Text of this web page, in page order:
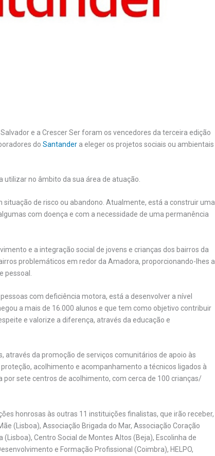
e a Crescer Ser foram os vencedores da terceira edição
do Santander a eleger os projetos sociais ou ambientais
no âmbito da sua área de atuação.
de risco ou abandono. Atualmente, está a construir uma
com doença e com a necessidade de uma permanência
e a integração social de jovens e crianças dos bairros da
problemáticos em redor da Amadora, proporcionando-lhes a
com deficiência motora, está a desenvolver a nível
a mais de 16.000 alunos e que tem como objetivo contribuir
e valorize a diferença, através da educação e
da promoção de serviços comunitários de apoio às
acolhimento e acompanhamento a técnicos ligados à
sete centros de acolhimento, com cerca de 100 crianças/
honrosas às outras 11 instituições finalistas, que irão receber,
(Lisboa), Associação Brigada do Mar, Associação Coração
Centro Social de Montes Altos (Beja), Escolinha de
e Formação Profissional (Coimbra), HELPO,